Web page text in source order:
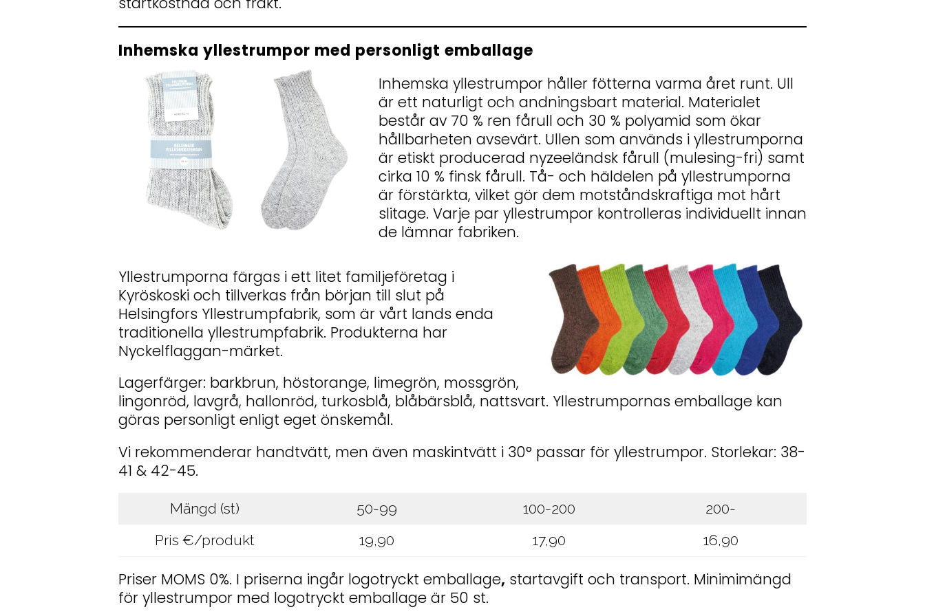
Inhemska yllestrumpor med personligt emballage
Inhemska yllestrumpor håller fötterna varma året runt. Ull
är ett naturligt och andningsbart material. Materialet
består av 70 % ren fårull och 30 % polyamid som ökar
hållbarheten avsevärt. Ullen som används i yllestrumporna
är etiskt producerad nyzeeländsk fårull (mulesing-fri) samt
cirka 10 % finsk fårull. Tå- och häldelen på yllestrumporna
är förstärkta, vilket gör dem motståndskraftiga mot hårt
slitage. Varje par yllestrumpor kontrolleras individuellt innan
de lämnar fabriken.
Yllestrumporna färgas i ett litet familjeföretag i
Kyröskoski och tillverkas från början till slut på
Helsingfors Yllestrumpfabrik, som är vårt lands enda
traditionella yllestrumpfabrik. Produkterna har
Nyckelflaggan-märket.
Lagerfärger: barkbrun, höstorange, limegrön, mossgrön,
lingonröd, lavgrå, hallonröd, turkosblå, blåbärsblå, nattsvart. Yllestrumpornas emballage kan
göras personligt enligt eget önskemål.
Vi rekommenderar handtvätt, men även maskintvätt i 30° passar för yllestrumpor. Storlekar: 38-
41 & 42-45.
Mängd (st) 50-99 100-200
200-
Pris €/produkt
19,90 17,90 16,90
Priser MOMS 0%. I priserna ingår logotryckt emballage, startavgift och transport. Minimimängd
för yllestrumpor med logotryckt emballage är 50 st.